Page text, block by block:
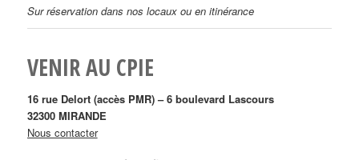
Sur réservation dans nos locaux ou en itinérance
VENIR AU CPIE
16 rue Delort (accès PMR) – 6 boulevard Lascours
32300 MIRANDE
Nous contacter